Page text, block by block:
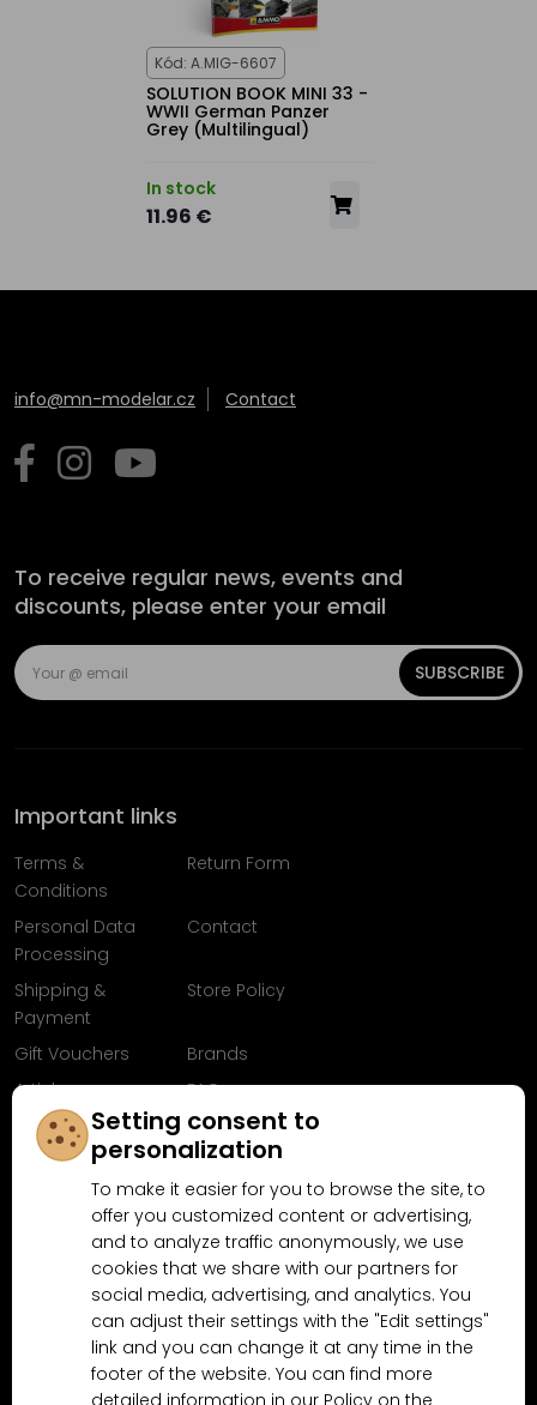
Kód: A.MIG-6607
SOLUTION BOOK MINI 33 -
WWII German Panzer
Grey (Multilingual)
In stock
11.96 €
info@mn-modelar.cz Contact
To receive regular news, events and
discounts, please enter your email
SUBSCRIBE
Important links
Terms &
Conditions
Return Form
Personal Data
Processing
Contact
Shipping &
Payment
Store Policy
Gift Vouchers
Brands
Articles
FAQ
Follow us on
Facebook
Why shop at MN-Modelar.com
4.9/5(10481x) 4.5/5 (189x)
Setting consent to
personalization
To make it easier for you to browse the site, to
offer you customized content or advertising,
and to analyze traffic anonymously, we use
cookies that we share with our partners for
social media, advertising, and analytics. You
can adjust their settings with the "Edit settings"
link and you can change it at any time in the
footer of the website. You can find more
detailed information in our Policy on the